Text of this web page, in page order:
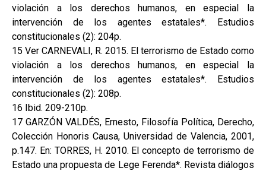
violación a los derechos humanos, en especial la
intervención de los agentes estatales*. Estudios
constitucionales (2): 204p.
15 Ver CARNEVALI, R. 2015. El terrorismo de Estado como
violación a los derechos humanos, en especial la
intervención de los agentes estatales*. Estudios
constitucionales (2): 208p.
16 Ibid. 209-210p.
17 GARZÓN VALDÉS, Ernesto, Filosofía Política, Derecho,
Colección Honoris Causa, Universidad de Valencia, 2001,
p.147. En: TORRES, H. 2010. El concepto de terrorismo de
Estado una propuesta de Lege Ferenda*. Revista diálogos